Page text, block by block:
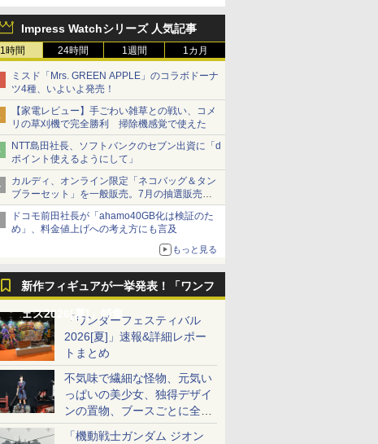
登場！
Impress Watchシリーズ 人気記事
1時間 24時間 1週間 1カ月
ミスド「Mrs. GREEN APPLE」のコラボドーナ
ツ4種、いよいよ発売！
【家電レビュー】手ごわい雑草との戦い、コメ
リの草刈機で完全勝利 掃除機感覚で使えた
NTT島田社長、ソフトバンクのセブン出資に「d
ポイント使えるようにして」
カルディ、オンライン限定「ネコバッグ＆タン
ブラーセット」を一般販売。7月の抽選販売の
当選無効分
ドコモ前田社長が「ahamo40GB化は検証のた
め」、料金値上げへの考え方にも言及
もっと見る
新作フィギュアが一挙発表！「ワンフ
ェス2026[夏]」特集「ワンダーフェスティバル
2026[夏]」速報&詳細レポー
トまとめ
不気味で繊細な怪物、元気い
っぱいの美少女、独得デザイ
ンの置物、ブースごとに全く
異なる世界が広がる一般ディ
「機動戦士ガンダム ジオン